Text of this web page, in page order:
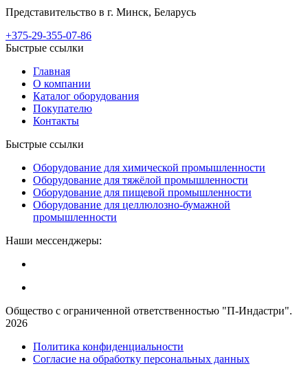
Представительство в г. Минск, Беларусь
+375-29-355-07-86
Быстрые ссылки
Главная
О компании
Каталог оборудования
Покупателю
Контакты
Быстрые ссылки
Оборудование для химической промышленности
Оборудование для тяжёлой промышленности
Оборудование для пищевой промышленности
Оборудование для целлюлозно-бумажной
промышленности
Наши мессенджеры:
Общество с ограниченной ответственностью "П-Индастри".
2026
Политика конфиденциальности
Согласие на обработку персональных данных